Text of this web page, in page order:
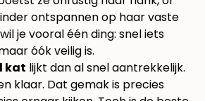
ontspannen op haar vaste
je vooral één ding: snel iets
óók veilig is.
kat lijkt dan al snel aantrekkelijk.
klaar. Dat gemak is precies